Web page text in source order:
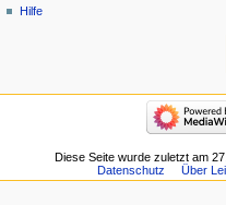
Hilfe
Diese Seite wurde zuletzt am
Datenschutz
Über